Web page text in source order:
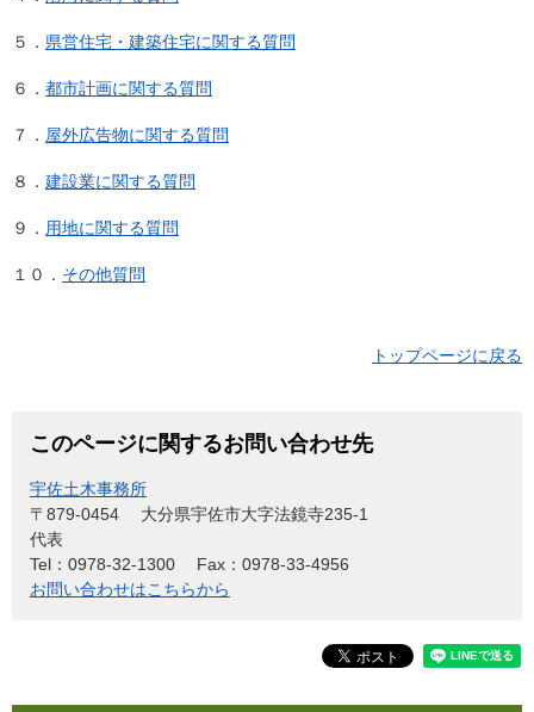
５． 県営住宅・建築住宅に関する質問
６． 都市計画に関する質問
７． 屋外広告物に関する質問
８． 建設業に関する質問
９． 用地に関する質問
１０． その他質問
トップページに戻る
このページに関するお問い合わせ先
宇佐土木事務所
〒879-0454
大分県宇佐市大字法鏡寺235-1
代表
Tel：0978-32-1300
Fax：0978-33-4956
お問い合わせはこちらから